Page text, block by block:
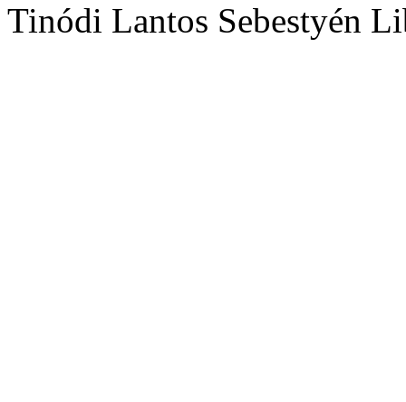
Tinódi Lantos Sebestyén